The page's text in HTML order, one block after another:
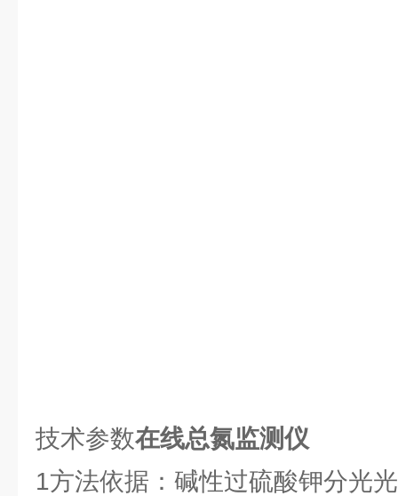
技术参数在线总氮监测仪
1方法依据：碱性过硫酸钾分光